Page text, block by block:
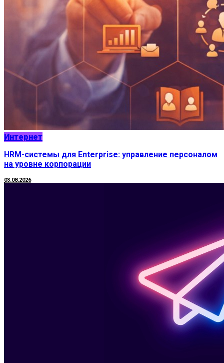
Интернет
HRM-системы для Enterprise: управление персоналом
на уровне корпорации
03.08.2026